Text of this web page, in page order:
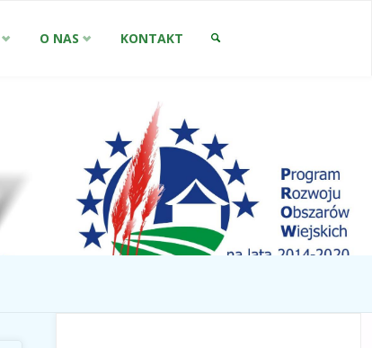
O NAS KONTAKT